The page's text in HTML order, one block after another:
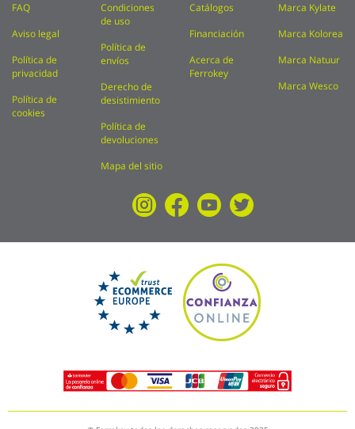
FAQ
Aviso legal
Política de
privacidad
Política de
cookies
Condiciones
de uso
Política de
envíos
Derecho de
desistimiento
Política de
devoluciones
Mapa del sitio
Catálogos
Financiación
Acerca de
Ferrokey
Marca Kylate
Marca Kolorea
Marca Natuur
Marca Wesco